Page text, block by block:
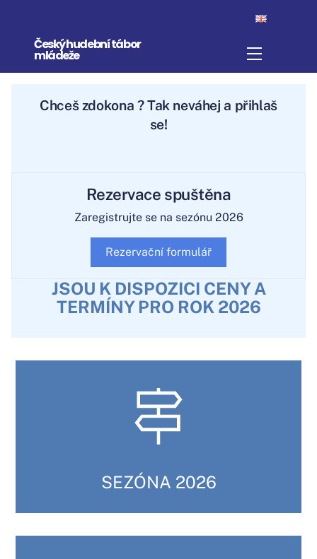
contentČeský hudební tábor
mládeže Menu
Chcešzdokonal ? Tak neváhej a přihlaš
se!
Rezervace spuštěna
Zaregistrujte se na sezónu 2026
Rezervační formulář
JSOU K DISPOZICI CENY A
TERMÍNY PRO ROK 2026
SEZÓNA 2026